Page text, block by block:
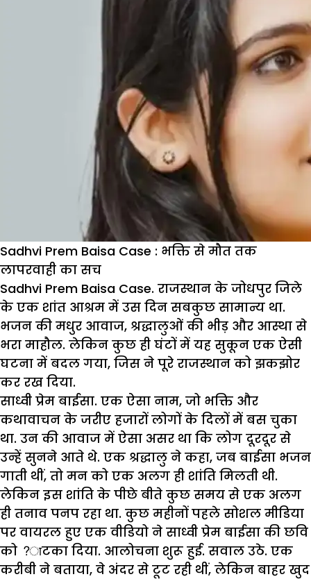
Sadhvi Prem Baisa Case : भक्ति से मौत तक
लापरवाही का सच
Sadhvi Prem Baisa Case. राजस्थान के जोधपुर जिले
के एक शांत आश्रम में उस दिन सबकुछ सामान्य था.
भजन की मधुर आवाज, श्रद्धालुओं की भीड़ और आस्था से
भरा माहौल. लेकिन कुछ ही घंटों में यह सुकून एक ऐसी
घटना में बदल गया, जिस ने पूरे राजस्थान को झकझोर
कर रख दिया.
साध्वी प्रेम बाईसा. एक ऐसा नाम, जो भक्ति और
कथावाचन के जरीए हजारों लोगों के दिलों में बस चुका
था. उन की आवाज में ऐसा असर था कि लोग दूरदूर से
उन्हें सुनने आते थे. एक श्रद्धालु ने कहा, जब बाईसा भजन
गाती थीं, तो मन को एक अलग ही शांति मिलती थी.
लेकिन इस शांति के पीछे बीते कुछ समय से एक अलग
ही तनाव पनप रहा था. कुछ महीनों पहले सोशल मीडिया
पर वायरल हुए एक वीडियो ने साध्वी प्रेम बाईसा की छवि
को ?ाटका दिया. आलोचना शुरू हुई. सवाल उठे. एक
करीबी ने बताया, वे अंदर से टूट रही थीं, लेकिन बाहर खुद